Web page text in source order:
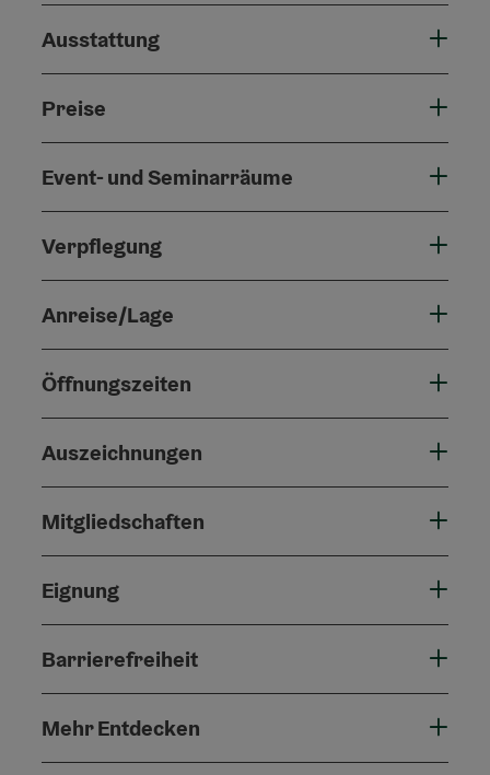
Ausstattung
Preise
Event- und Seminarräume
Verpflegung
Anreise/Lage
Öffnungszeiten
Auszeichnungen
Mitgliedschaften
Eignung
Barrierefreiheit
Mehr Entdecken